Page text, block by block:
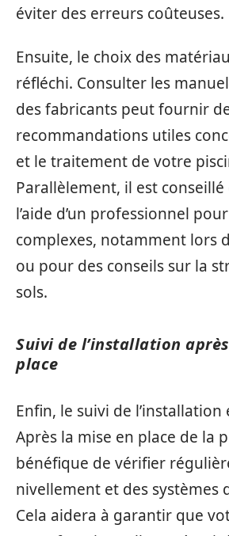
éviter des erreurs coûteuses.
Ensuite, le choix des
réfléchi. Consulter les
des fabricants peut fournir
recommandations utiles
et le traitement de votre
Parallèlement, il est
l’aide d’un professionnel
complexes, notamment lors
ou pour des conseils sur la
sols.
Suivi de l’installation
place
Enfin, le suivi de l’installation
Après la mise en place de la
bénéfique de vérifier
nivellement et des systèmes
Cela aidera à garantir que